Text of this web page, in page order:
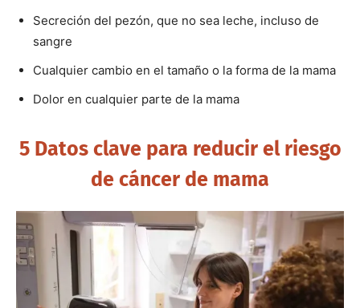
Secreción del pezón, que no sea leche, incluso de
sangre
Cualquier cambio en el tamaño o la forma de la mama
Dolor en cualquier parte de la mama
5 Datos clave para reducir el riesgo
de cáncer de mama